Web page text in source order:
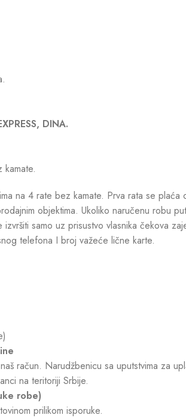
DINA.
na 4 rate bez kamate. Prva rata se
objektima. Ukoliko naručenu robu
samo uz prisustvo vlasnika čekova
telefona I broj važeće lične karte.
račun. Narudžbenicu sa uputstvima za
na teritoriji Srbije.
robe)
prilikom isporuke.